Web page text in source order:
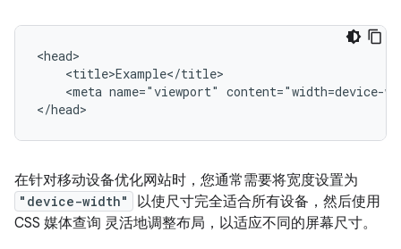
<meta name="viewport" content="width=device-
</head>
在针对移动设备优化网站时，您通常需要将宽度设置为
"device-width"
以使尺寸完全适合所有设备，然后使用
CSS 媒体查询 灵活地调整布局，以适应不同的屏幕尺寸。